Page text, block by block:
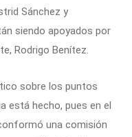
Sánchez y
siendo apoyados por
Rodrigo Benítez.
sobre los puntos
está hecho, pues en el
una comisión